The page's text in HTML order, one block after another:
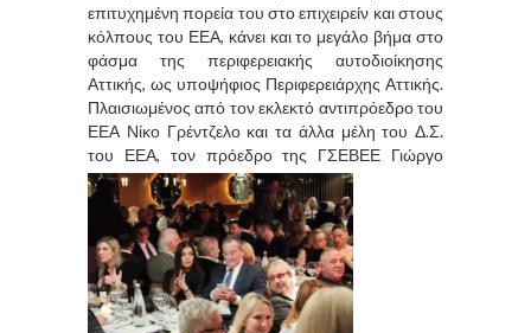
επιτυχημένη πορεία του στο επιχειρείν και στους
κόλπους του ΕΕΑ, κάνει και το μεγάλο βήμα στο
φάσμα της περιφερειακής αυτοδιοίκησης
Αττικής, ως υποψήφιος Περιφερειάρχης Αττικής.
Πλαισιωμένος από τον εκλεκτό αντιπρόεδρο του
ΕΕΑ Νίκο Γρέντζελο και τα άλλα μέλη του Δ.Σ.
του ΕΕΑ, τον πρόεδρο της ΓΣΕΒΕΕ Γιώργο